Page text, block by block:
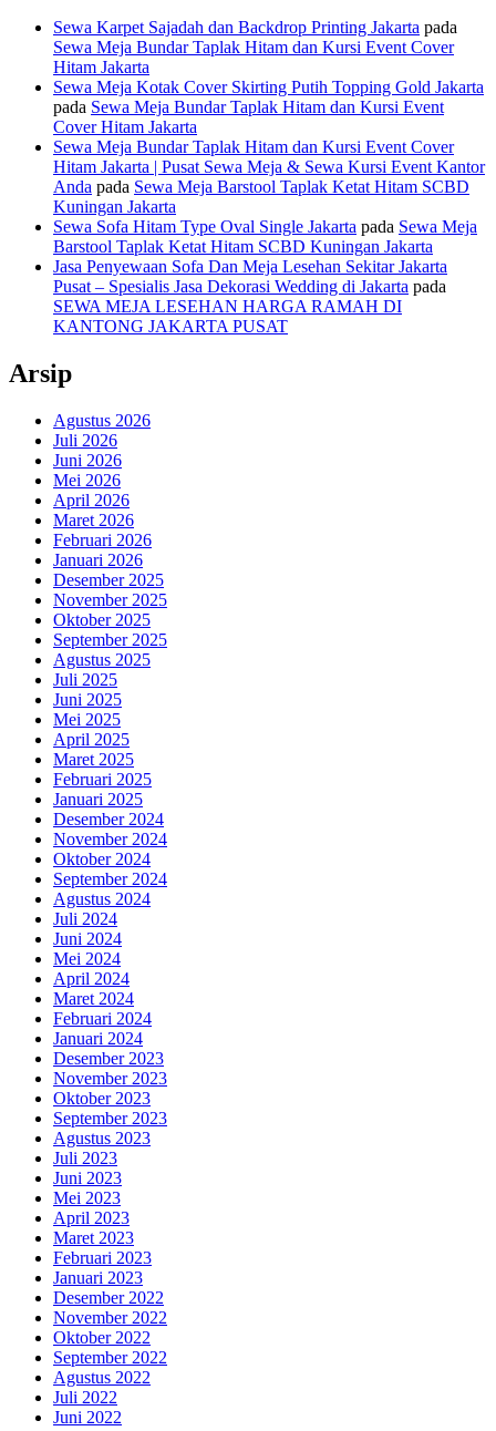
Sewa Karpet Sajadah dan Backdrop Printing Jakarta pada
Sewa Meja Bundar Taplak Hitam dan Kursi Event Cover
Hitam Jakarta
Sewa Meja Kotak Cover Skirting Putih Topping Gold Jakarta
pada Sewa Meja Bundar Taplak Hitam dan Kursi Event
Cover Hitam Jakarta
Sewa Meja Bundar Taplak Hitam dan Kursi Event Cover
Hitam Jakarta | Pusat Sewa Meja & Sewa Kursi Event Kantor
Anda pada Sewa Meja Barstool Taplak Ketat Hitam SCBD
Kuningan Jakarta
Sewa Sofa Hitam Type Oval Single Jakarta pada Sewa Meja
Barstool Taplak Ketat Hitam SCBD Kuningan Jakarta
Jasa Penyewaan Sofa Dan Meja Lesehan Sekitar Jakarta
Pusat – Spesialis Jasa Dekorasi Wedding di Jakarta pada
SEWA MEJA LESEHAN HARGA RAMAH DI
KANTONG JAKARTA PUSAT
Arsip
Agustus 2026
Juli 2026
Juni 2026
Mei 2026
April 2026
Maret 2026
Februari 2026
Januari 2026
Desember 2025
November 2025
Oktober 2025
September 2025
Agustus 2025
Juli 2025
Juni 2025
Mei 2025
April 2025
Maret 2025
Februari 2025
Januari 2025
Desember 2024
November 2024
Oktober 2024
September 2024
Agustus 2024
Juli 2024
Juni 2024
Mei 2024
April 2024
Maret 2024
Februari 2024
Januari 2024
Desember 2023
November 2023
Oktober 2023
September 2023
Agustus 2023
Juli 2023
Juni 2023
Mei 2023
April 2023
Maret 2023
Februari 2023
Januari 2023
Desember 2022
November 2022
Oktober 2022
September 2022
Agustus 2022
Juli 2022
Juni 2022